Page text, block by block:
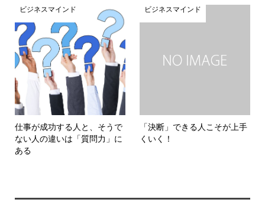
ビジネスマインド
仕事が成功する人と、そうで
ない人の違いは「質問力」に
ある
ビジネスマインド
「決断」できる人こそが上手
くいく！